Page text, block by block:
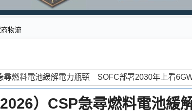
物流
）CSP急尋燃料電池緩